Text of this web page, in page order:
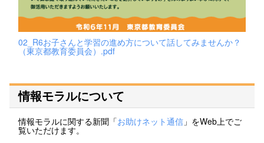
02_R6お子さんと学習の進め方について話してみませんか？
（東京都教育委員会）.pdf
情報モラルについて
情報モラルに関する新聞「お助けネット通信 」をWeb上でご
覧いただけます。